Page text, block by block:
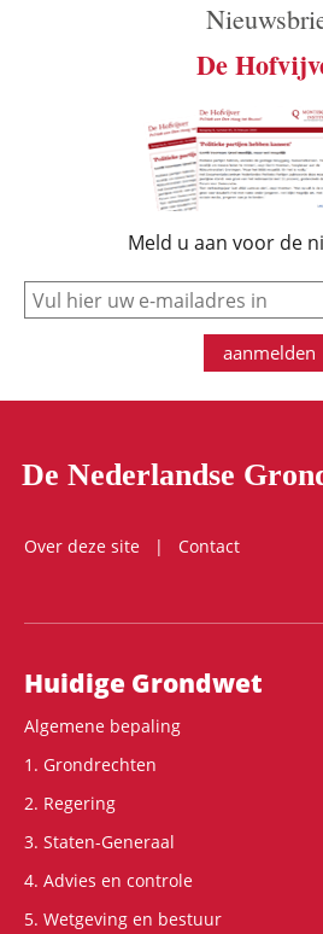
De
Meld u aan voor de
e-mail
aanmelden
De Nederlandse
Over deze site
Contact
Hoofdnavigatie
Huidige Grondwet
Algemene bepaling
1. Grondrechten
2. Regering
3. Staten-Generaal
4. Advies en controle
5. Wetgeving en bestuur